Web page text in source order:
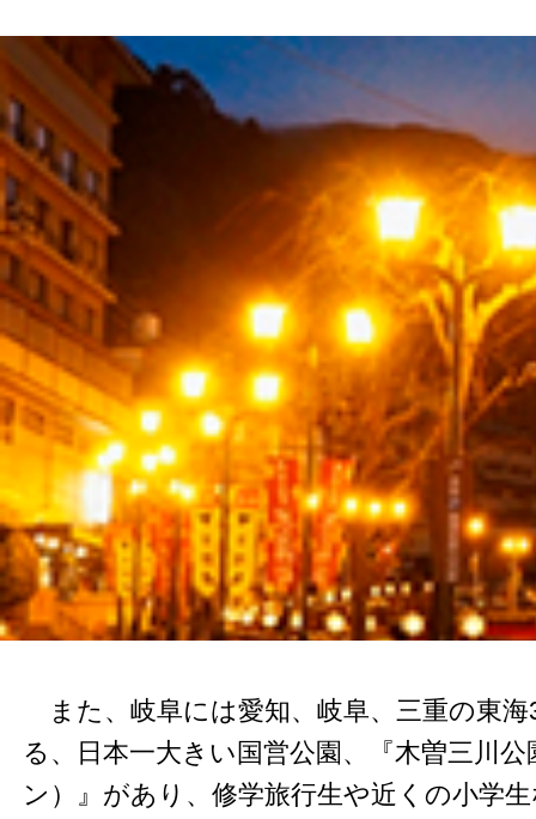
また、岐阜には愛知、岐阜、三重の東
る、日本一大きい国営公園、『木曽三川
ン）』があり、修学旅行生や近くの小学